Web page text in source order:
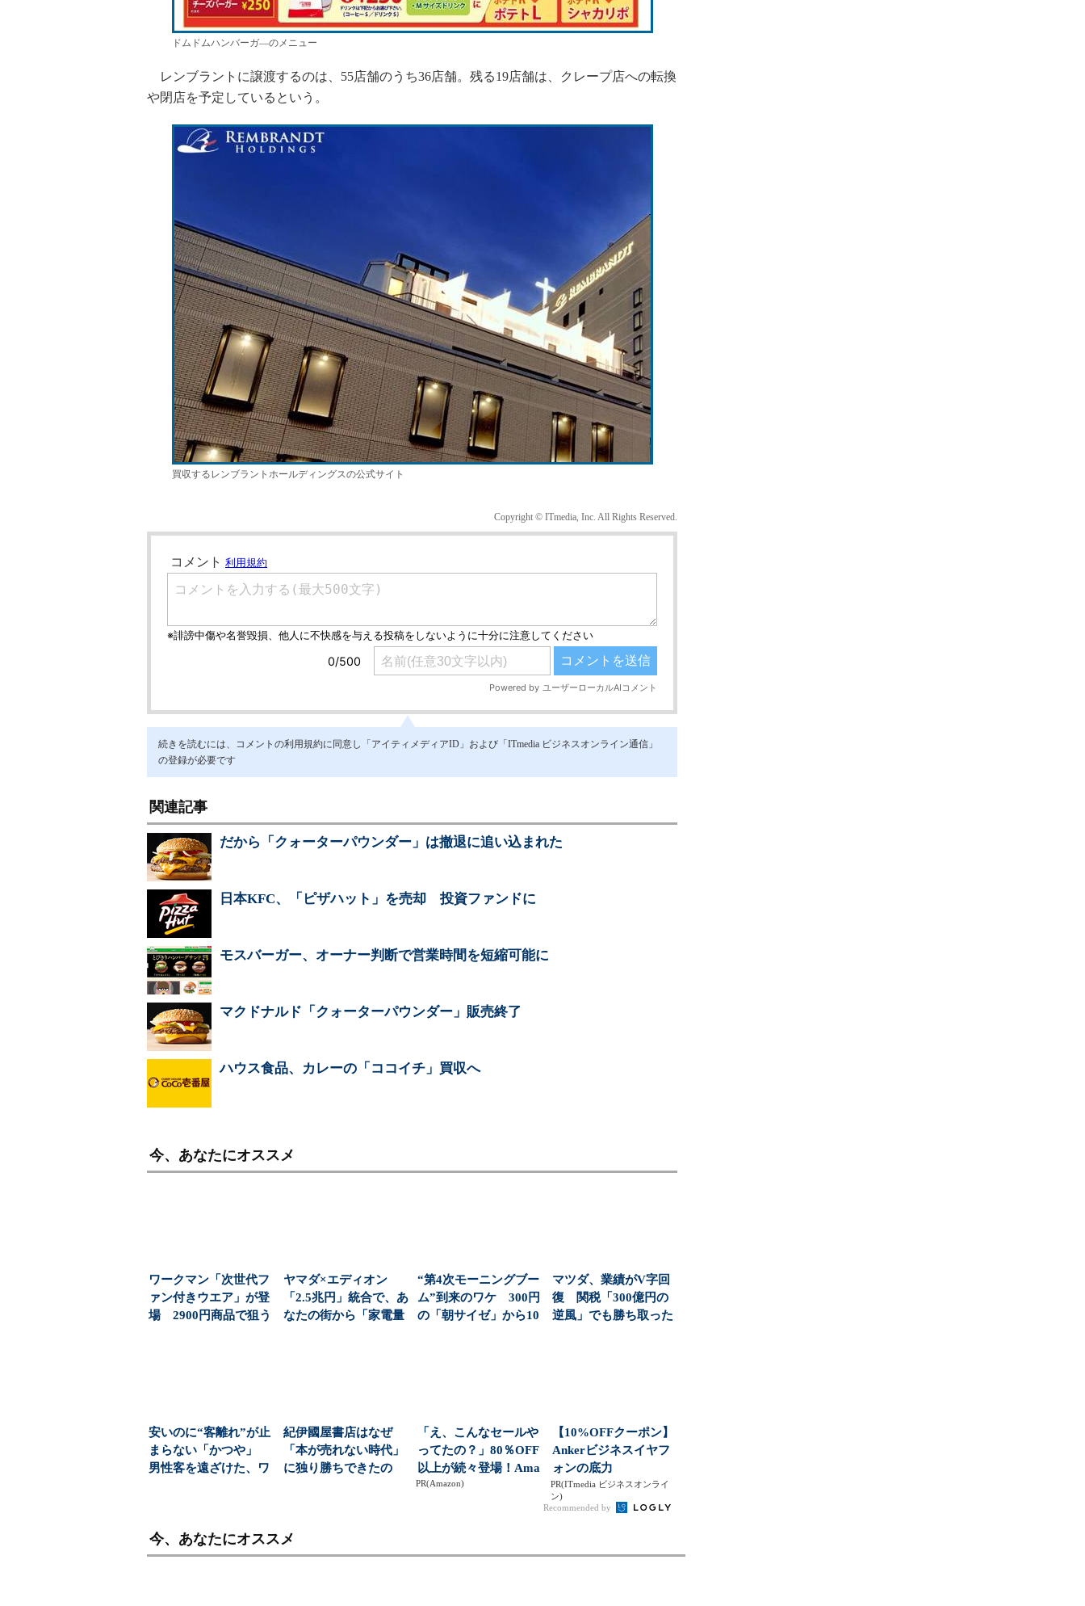
ドムドムハンバーガ―のメニュー
レンブラントに譲渡するのは、55店舗のうち36店舗。残る19店舗は、クレープ店への転換
や閉店を予定しているという。
買収するレンブラントホールディングスの公式サイト
Copyright © ITmedia, Inc. All Rights Reserved.
続きを読むには、コメントの利用規約に同意し「アイティメディアID」および「ITmedia ビジネスオンライン通信」
の登録が必要です
関連記事
だから「クォーターパウンダー」は撤退に追い込まれた
日本KFC、「ピザハット」を売却 投資ファンドに
モスバーガー、オーナー判断で営業時間を短縮可能に
マクドナルド「クォーターパウンダー」販売終了
ハウス食品、カレーの「ココイチ」買収へ
今、あなたにオススメ
ワークマン「次世代フ
ァン付きウエア」が登
場 2900円商品で狙う
ヤマダ×エディオン
「2.5兆円」統合で、あ
なたの街から「家電量
“第4次モーニングブー
ム”到来のワケ 300円
の「朝サイゼ」から10
マツダ、業績がV字回
復 関税「300億円の
逆風」でも勝ち取った
安いのに“客離れ”が止
まらない「かつや」
男性客を遠ざけた、ワ
紀伊國屋書店はなぜ
「本が売れない時代」
に独り勝ちできたの
「え、こんなセールや
ってたの？」80％OFF
以上が続々登場！Ama
zonの本気が...
PR(Amazon)
【10%OFFクーポン】
Ankerビジネスイヤフ
ォンの底力
PR(ITmedia ビジネスオンライ
ン)
Recommended by
今、あなたにオススメ